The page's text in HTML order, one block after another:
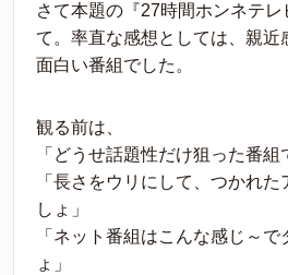
さて本題の『27時間ホンネテ
て。率直な感想としては、親近
面白い番組でした。
観る前は、
「どうせ話題性だけ狙った番組
「長さをウリにして、つかれ
しょ」
「ネット番組はこんな感じ～
ょ」